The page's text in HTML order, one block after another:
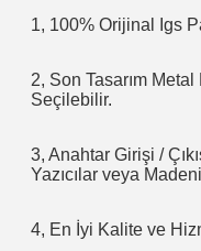
1, 100% Orijinal Igs
2, Son Tasarım
Seçilebilir.
3, Anahtar Girişi /
Yazıcılar veya
4, En İyi Kalite ve